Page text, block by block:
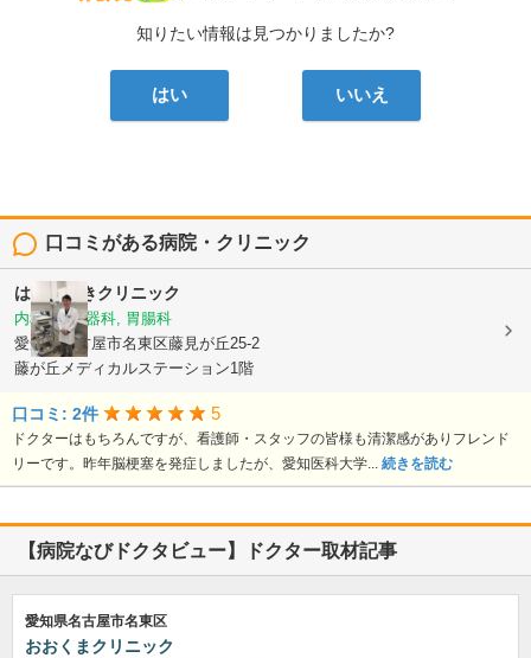
知りたい情報は見つかりましたか?
はい いいえ
口コミがある病院・クリニック
はなみずきクリニック
内科, 消化器科, 胃腸科
愛知県名古屋市名東区藤見が丘25-2
藤が丘メディカルステーション1階
口コミ: 2件 5
ドクターはもちろんですが、看護師・スタッフの皆様も清潔感がありフレンド
リーです。昨年脳梗塞を発症しましたが、愛知医科大学... 続きを読む
【病院なびドクタビュー】ドクター取材記事
愛知県名古屋市名東区
おおくまクリニック